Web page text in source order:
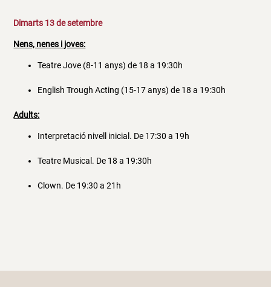
Dimarts 13 de setembre
Nens, nenes i joves:
Teatre Jove (8-11 anys) de 18 a 19:30h
English Trough Acting (15-17 anys) de 18 a 19:30h
Adults:
Interpretació nivell inicial. De 17:30 a 19h
Teatre Musical. De 18 a 19:30h
Clown. De 19:30 a 21h